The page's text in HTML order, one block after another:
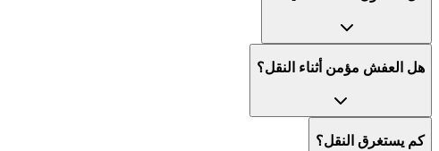
هل العفش مؤمن أثناء النقل؟
كم يستغرق النقل؟